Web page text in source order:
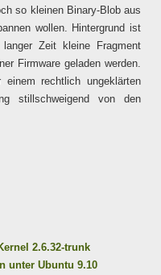
so kleinen Binary-Blob aus
wollen. Hintergrund ist
Zeit kleine Fragment
Firmware geladen werden.
rechtlich ungeklärten
stillschweigend von den
2.6.32-trunk
unter Ubuntu 9.10